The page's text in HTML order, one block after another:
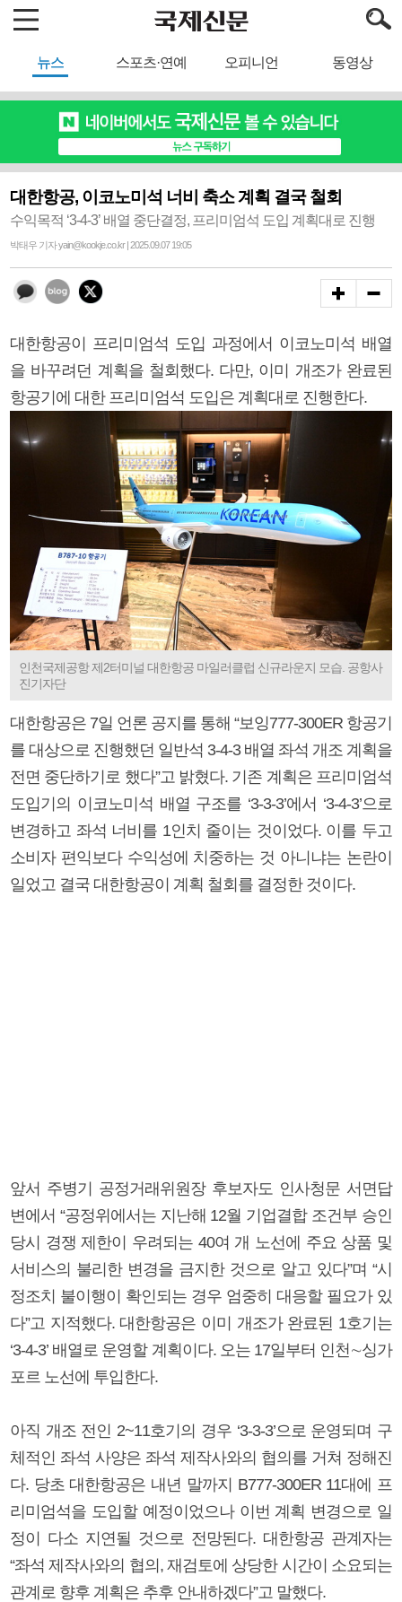
뉴스 스포츠·연예 오피니언 동영상
대한항공, 이코노미석 너비 축소 계획 결국 철회
수익목적 ‘3-4-3’ 배열 중단결정, 프리미엄석 도입 계획대로 진행
박태우 기자 yain@kookje.co.kr | 2025.09.07 19:05
대한항공이 프리미엄석 도입 과정에서 이코노미석 배열
을 바꾸려던 계획을 철회했다. 다만, 이미 개조가 완료된
항공기에 대한 프리미엄석 도입은 계획대로 진행한다.
인천국제공항 제2터미널 대한항공 마일러클럽 신규라운지 모습. 공항사
진기자단
대한항공은 7일 언론 공지를 통해 “보잉777-300ER 항공기
를 대상으로 진행했던 일반석 3-4-3 배열 좌석 개조 계획을
전면 중단하기로 했다”고 밝혔다. 기존 계획은 프리미엄석
도입기의 이코노미석 배열 구조를 ‘3-3-3’에서 ‘3-4-3’으로
변경하고 좌석 너비를 1인치 줄이는 것이었다. 이를 두고
소비자 편익보다 수익성에 치중하는 것 아니냐는 논란이
일었고 결국 대한항공이 계획 철회를 결정한 것이다.
앞서 주병기 공정거래위원장 후보자도 인사청문 서면답
변에서 “공정위에서는 지난해 12월 기업결합 조건부 승인
당시 경쟁 제한이 우려되는 40여 개 노선에 주요 상품 및
서비스의 불리한 변경을 금지한 것으로 알고 있다”며 “시
정조치 불이행이 확인되는 경우 엄중히 대응할 필요가 있
다”고 지적했다. 대한항공은 이미 개조가 완료된 1호기는
‘3-4-3’ 배열로 운영할 계획이다. 오는 17일부터 인천∼싱가
포르 노선에 투입한다.
아직 개조 전인 2~11호기의 경우 ‘3-3-3’으로 운영되며 구
체적인 좌석 사양은 좌석 제작사와의 협의를 거쳐 정해진
다. 당초 대한항공은 내년 말까지 B777-300ER 11대에 프
리미엄석을 도입할 예정이었으나 이번 계획 변경으로 일
정이 다소 지연될 것으로 전망된다. 대한항공 관계자는
“좌석 제작사와의 협의, 재검토에 상당한 시간이 소요되는
관계로 향후 계획은 추후 안내하겠다”고 말했다.